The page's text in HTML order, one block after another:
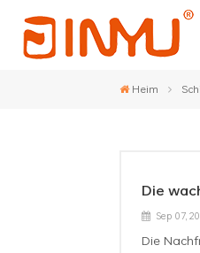
Heim
Die
Sep 07,
Die